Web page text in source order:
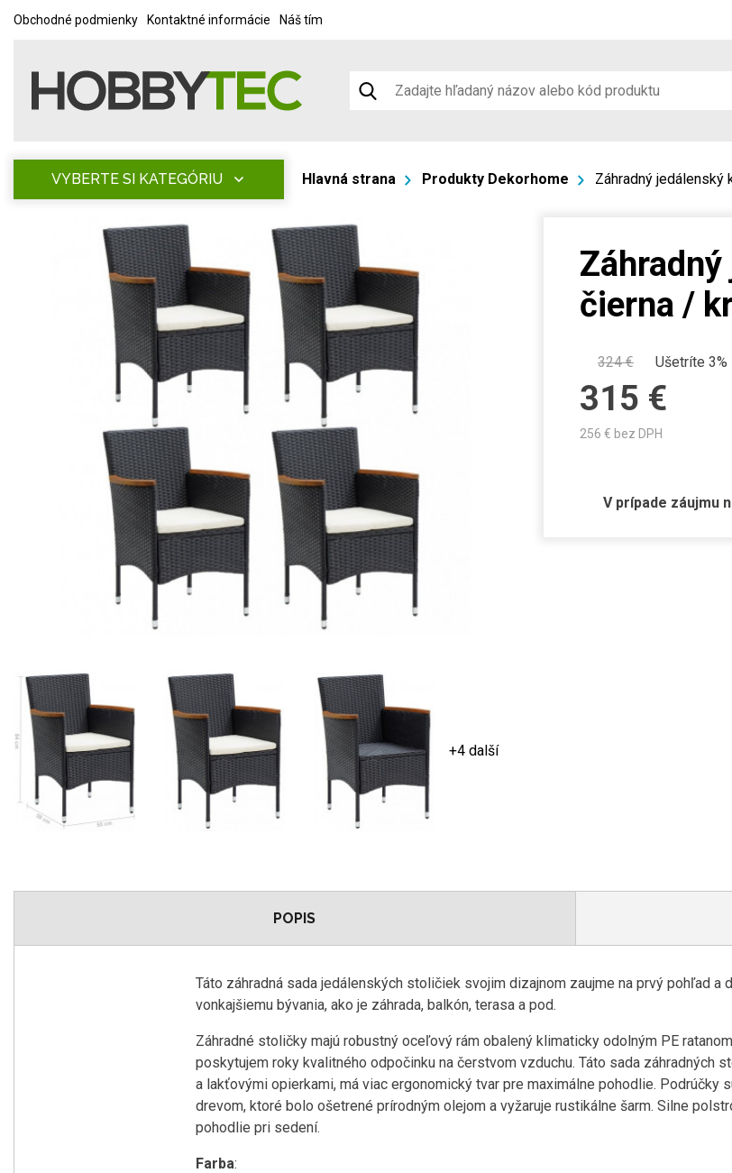
Obchodné podmienky Kontaktné informácie Náš tím
VYBERTE SI KATEGÓRIU Hlavná strana Produkty Dekorhome Záhradný jedálenský
+4 další
čierna /
324€ Ušetríte 3%
315 €
256 € bez DPH
V prípade záujmu
POPIS
Táto záhradná sada jedálenských stoličiek svojim dizajnom zaujme na prvý pohľad a
vonkajšiemu bývania, ako je záhrada, balkón, terasa a pod.
Záhradné stoličky majú robustný oceľový rám obalený klimaticky odolným PE
poskytujem roky kvalitného odpočinku na čerstvom vzduchu. Táto sada záhradných
a lakťovými opierkami, má viac ergonomický tvar pre maximálne pohodlie. Podrúčky
drevom, ktoré bolo ošetrené prírodným olejom a vyžaruje rustikálne šarm. Silne
pohodlie pri sedení.
Farba: